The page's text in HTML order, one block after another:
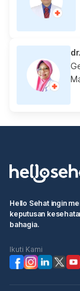
Hello Sehat ingin
keputusan
bahagia.
Ikuti Kami